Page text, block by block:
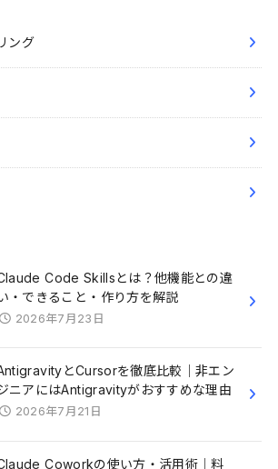
ング
Code Skillsとは？他機能との違
・できること・作り方を解説
2026年7月23日
とCursorを徹底比較｜非エン
ニアにはAntigravityがおすすめな理由
2026年7月21日
Coworkの使い方・活用術｜料